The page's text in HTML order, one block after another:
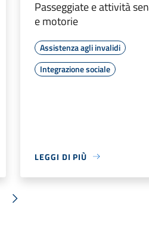
Passeggiate e attività
e motorie
Assistenza agli invalidi
Integrazione sociale
LEGGI DI PIÙ
Successiva »